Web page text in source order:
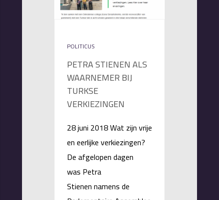
POLITICUS
PETRA STIENEN ALS
WAARNEMER BIJ
TURKSE
VERKIEZINGEN
28 juni 2018 Wat zijn vrije
en eerlijke verkiezingen?
De afgelopen dagen
was Petra
Stienen namens de